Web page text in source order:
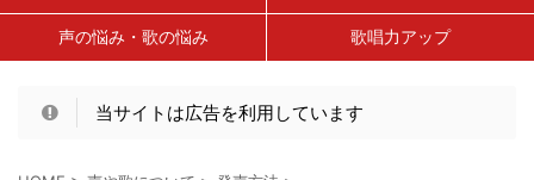
声の悩み・歌の悩み 歌唱力アップ
当サイトは広告を利用しています